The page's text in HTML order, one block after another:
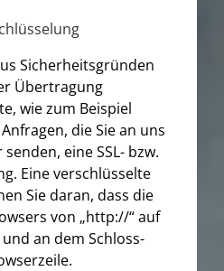
Sicherheitsgründen
Übertragung
wie zum Beispiel
die Sie an uns
eine SSL- bzw.
Eine verschlüsselte
Sie daran, dass die
von „http://“ auf
an dem Schloss-